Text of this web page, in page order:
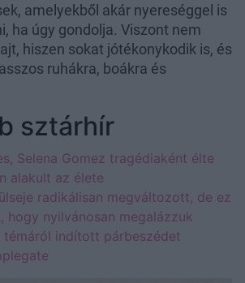
amelyekből akár nyereséggel is
ha úgy gondolja. Viszont nem
hiszen sokat jótékonykodik is, és
ruhákra, boákra és
sztárhír
Selena Gomez tragédiaként élte
alakult az élete
radikálisan megváltozott, de ez
hogy nyilvánosan megalázzuk
témáról indított párbeszédet